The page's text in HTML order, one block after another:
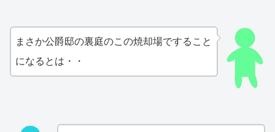
まさか公爵邸の裏庭のこの焼却場ですること
になるとは・・